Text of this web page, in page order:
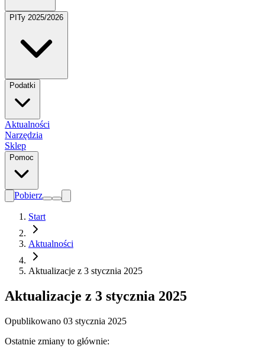
PITy 2025/2026
Podatki
Aktualności
Narzędzia
Sklep
Pomoc
Pobierz
Start
Aktualności
Aktualizacje z 3 stycznia 2025
Aktualizacje z 3 stycznia 2025
Opublikowano 03 stycznia 2025
Ostatnie zmiany to głównie: